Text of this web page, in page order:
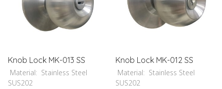
Knob Lock MK-013 SS
Material: Stainless Steel
SUS202
Knob Lock MK-012 SS
Material: Stainless Steel
SUS202